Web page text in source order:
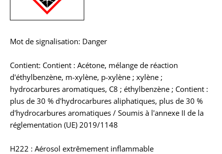
Mot de signalisation: Danger
Contient: Contient : Acétone, mélange de réaction
d'éthylbenzène, m-xylène, p-xylène ; xylène ;
hydrocarbures aromatiques, C8 ; éthylbenzène ; Contient :
plus de 30 % d'hydrocarbures aliphatiques, plus de 30 %
d'hydrocarbures aromatiques / Soumis à l'annexe II de la
réglementation (UE) 2019/1148
H222 : Aérosol extrêmement inflammable